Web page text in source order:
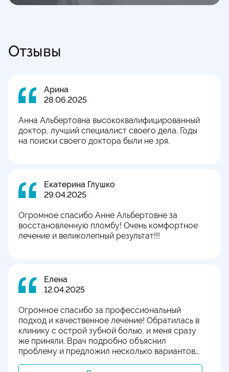
Отзывы
Арина
28.06.2025
Анна Альбертовна высококвалифицированный
доктор, лучший специалист своего дела. Годы
на поиски своего доктора были не зря.
Екатерина Глушко
29.04.2025
Огромное спасибо Анне Альбертовне за
восстановленную пломбу! Очень комфортное
лечение и великолепный результат!!!
Елена
12.04.2025
Огромное спасибо за профессиональный
подход и качественное лечение! Обратилась в
клинику с острой зубной болью, и меня сразу
же приняли. Врач подробно объяснил
проблему и предложил несколько вариантов